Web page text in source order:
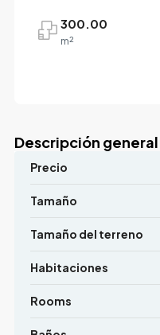
300.00
m²
Descripción
Precio
Tamaño
Tamaño del terreno
Habitaciones
Rooms